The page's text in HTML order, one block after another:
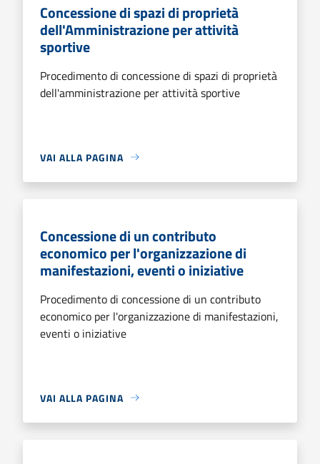
Concessione di spazi di proprietà
dell'Amministrazione per attività
sportive
Procedimento di concessione di spazi di proprietà
dell'amministrazione per attività sportive
VAI ALLA PAGINA
Concessione di un contributo
economico per l'organizzazione di
manifestazioni, eventi o iniziative
Procedimento di concessione di un contributo
economico per l'organizzazione di manifestazioni,
eventi o iniziative
VAI ALLA PAGINA